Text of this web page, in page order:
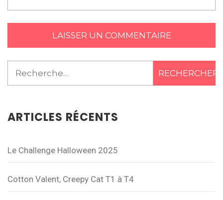
ARTICLES RÉCENTS
Le Challenge Halloween 2025
Cotton Valent, Creepy Cat T1 à T4